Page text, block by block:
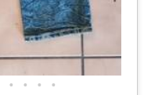
• • • •